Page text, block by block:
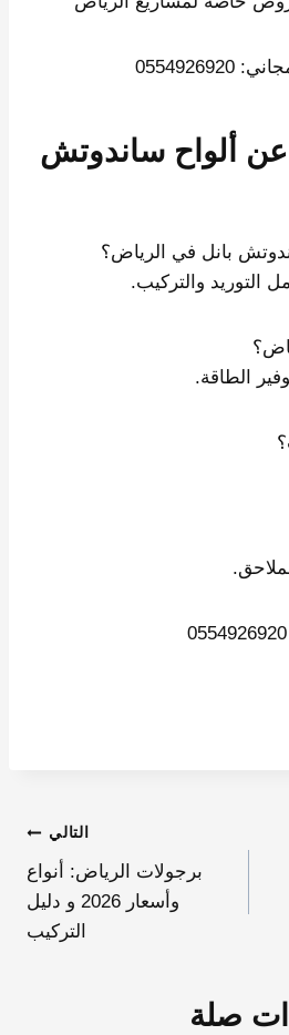
عن ألواح ساندوتش
بانل في الرياض؟
التالي
برجولات الرياض: أنواع
وأسعار 2026 و دليل
التركيب
صلة